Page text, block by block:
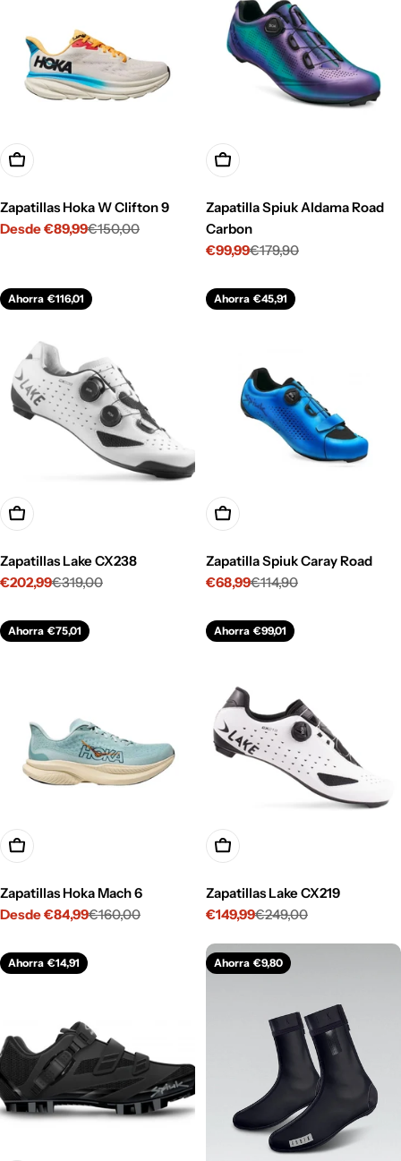
Opciones
Zapatillas Hoka W Clifton 9
Precio
Desde €89,99
Precio
€150,00
Opciones
Zapatilla Spiuk Aldama Road
Carbon
Precio
venta
€99,99
Precio€179,90
Ahorra €116,01
Opciones
Zapatillas Lake CX238
Precio
venta
€202,99
Precio
€319,00
Ahorra €45,91
Opciones
Zapatilla Spiuk Caray Road
Precio
venta
€68,99
Precio €114,90
Ahorra €75,01
Opciones
Zapatillas Hoka Mach 6
Precio
venta
Desde €84,99
Precio
€160,00
Ahorra €99,01
Opciones
Zapatillas Lake CX219
Precio
venta
€149,99
Precio €249,00
Ahorra €14,91 Ahorra €9,80